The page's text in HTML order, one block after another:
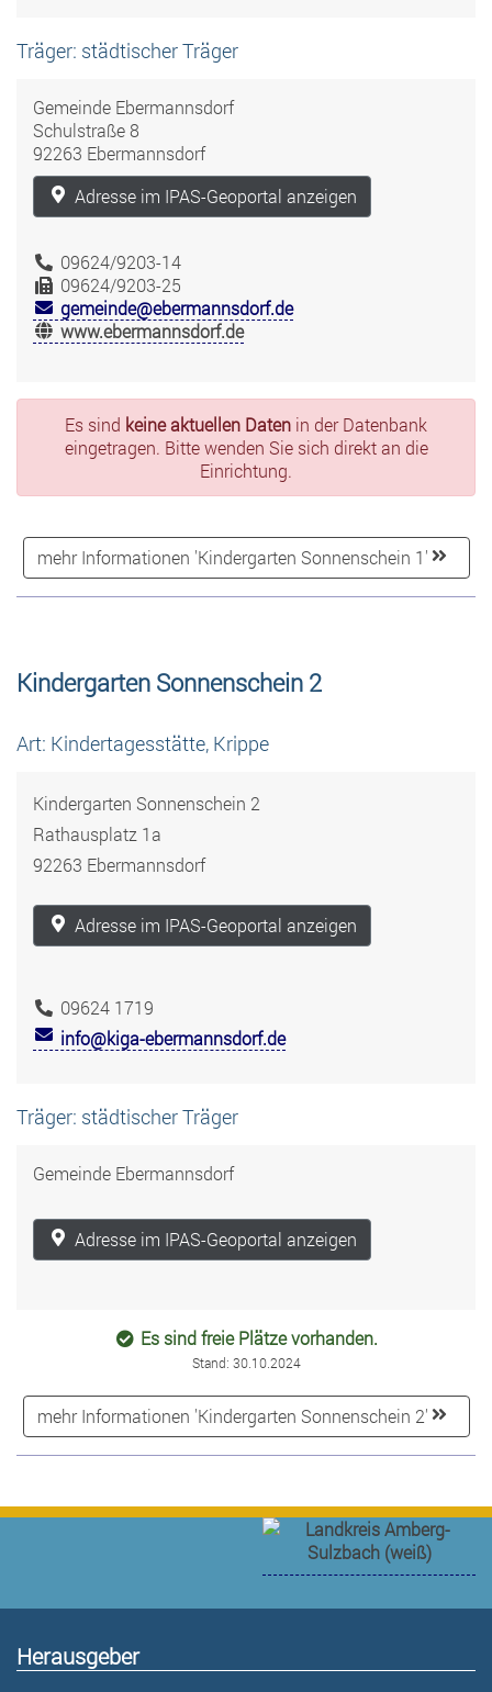
Träger: städtischer Träger
Gemeinde Ebermannsdorf
Schulstraße 8
92263 Ebermannsdorf
Adresse im IPAS-Geoportal anzeigen
09624/9203-14
09624/9203-25
gemeinde@ebermannsdorf.de
www.ebermannsdorf.de
Es sind keine aktuellen Daten in der Datenbank
eingetragen. Bitte wenden Sie sich direkt an die
Einrichtung.
mehr Informationen 'Kindergarten Sonnenschein 1'
Kindergarten Sonnenschein 2
Art: Kindertagesstätte, Krippe
Kindergarten Sonnenschein 2
Rathausplatz 1a
92263 Ebermannsdorf
Adresse im IPAS-Geoportal anzeigen
09624 1719
info@kiga-ebermannsdorf.de
Träger: städtischer Träger
Gemeinde Ebermannsdorf
Adresse im IPAS-Geoportal anzeigen
Es sind freie Plätze vorhanden.
Stand: 30.10.2024
mehr Informationen 'Kindergarten Sonnenschein 2'
Herausgeber